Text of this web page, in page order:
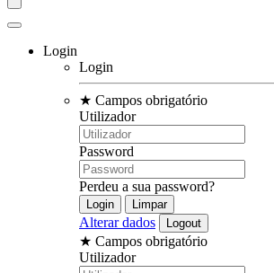
Login
Login
★ Campos obrigatório
Utilizador
Password
Perdeu a sua password?
Alterar dados
★ Campos obrigatório
Utilizador